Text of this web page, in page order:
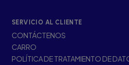
SERVICIO AL CLIENTE
CONTÁCTENOS
CARRO
POLÍTICA DE TRATAMIENTO DE